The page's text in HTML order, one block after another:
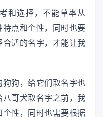
和选择，不能草率从
点和个性，同时也要
适的名字，才能让我
狗，给它们取名字也
哥犬取名字之前，我
性，同时也需要根据